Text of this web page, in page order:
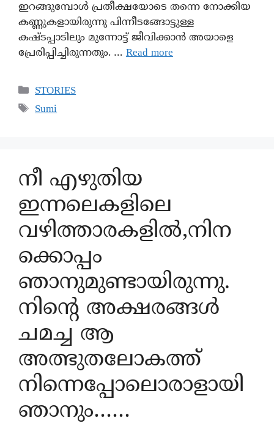
ഇറങ്ങുമ്പോൾ പ്രതീക്ഷയോടെ തന്നെ നോക്കിയ
കണ്ണുകളായിരുന്നു പിന്നീടങ്ങോട്ടുള്ള
കഷ്ടപ്പാടിലും മുന്നോട്ട് ജീവിക്കാൻ അയാളെ
പ്രേരിപ്പിച്ചിരുന്നതും. … Read more
STORIES
Sumi
നീ എഴുതിയ
ഇന്നലെകളിലെ
വഴിത്താരകളിൽ,നിന
ക്കൊപ്പം
ഞാനുമുണ്ടായിരുന്നു.
നിന്റെ അക്ഷരങ്ങൾ
ചമച്ച ആ
അത്ഭുതലോകത്ത്
നിന്നെപ്പോലൊരാളായി
ഞാനും……